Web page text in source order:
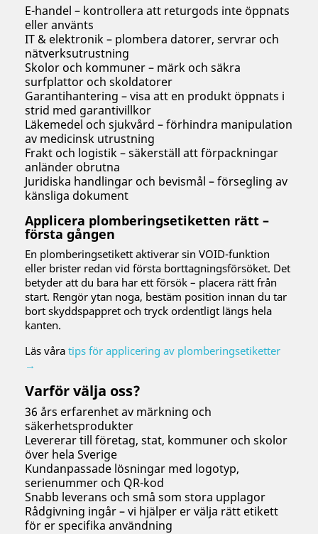
E-handel – kontrollera att returgods inte öppnats
eller använts
IT & elektronik – plombera datorer, servrar och
nätverksutrustning
Skolor och kommuner – märk och säkra
surfplattor och skoldatorer
Garantihantering – visa att en produkt öppnats i
strid med garantivillkor
Läkemedel och sjukvård – förhindra manipulation
av medicinsk utrustning
Frakt och logistik – säkerställ att förpackningar
anländer obrutna
Juridiska handlingar och bevismål – försegling av
känsliga dokument
Applicera plomberingsetiketten rätt –
första gången
En plomberingsetikett aktiverar sin VOID-funktion
eller brister redan vid första borttagningsförsöket. Det
betyder att du bara har ett försök – placera rätt från
start. Rengör ytan noga, bestäm position innan du tar
bort skyddspappret och tryck ordentligt längs hela
kanten.
Läs våra tips för applicering av plomberingsetiketter
→
Varför välja oss?
36 års erfarenhet av märkning och
säkerhetsprodukter
Levererar till företag, stat, kommuner och skolor
över hela Sverige
Kundanpassade lösningar med logotyp,
serienummer och QR-kod
Snabb leverans och små som stora upplagor
Rådgivning ingår – vi hjälper er välja rätt etikett
för er specifika användning